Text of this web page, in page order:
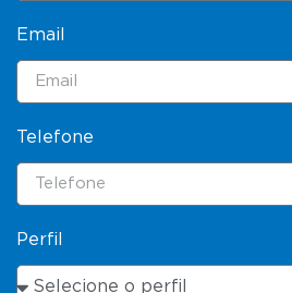
Email
Telefone
Perfil